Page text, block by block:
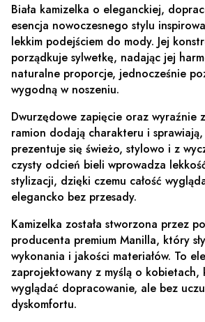
Biała kamizelka o eleganckiej,
esencja nowoczesnego stylu
lekkim podejściem do mody. Jej
porządkuje sylwetkę, nadając jej
naturalne proporcje, jednocześnie
wygodną w noszeniu.
Dwurzędowe zapięcie oraz wyraźnie
ramion dodają charakteru i sprawiają,
prezentuje się świeżo, stylowo i z
czysty odcień bieli wprowadza
stylizacji, dzięki czemu całość
elegancko bez przesady.
Kamizelka została stworzona przez
producenta premium Manilla, który
wykonania i jakości materiałów. To
zaprojektowany z myślą o kobietach,
wyglądać dopracowanie, ale bez
dyskomfortu.